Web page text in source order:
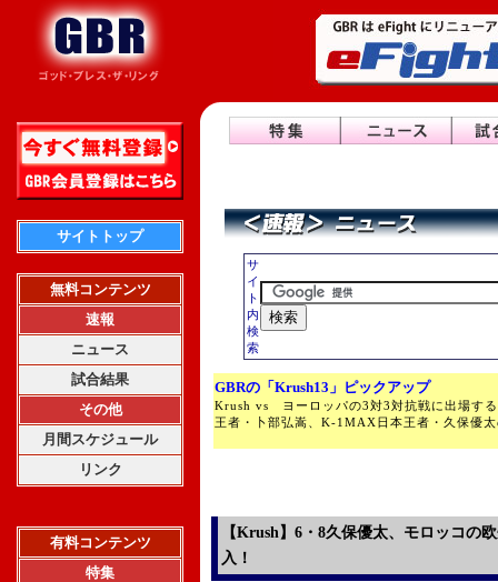
サイトトップ
無料コンテンツ
速報
ニュース
試合結果
その他
月間スケジュール
リンク
有料コンテンツ
特集
サ
イ
ト
内
検
索
GBRの「Krush13」ピックアップ
Krush vs ヨーロッパの3対3対抗戦に出場す
王者・卜部弘嵩、K-1MAX日本王者・久保優
【Krush】6・8久保優太、モロッコの
入！